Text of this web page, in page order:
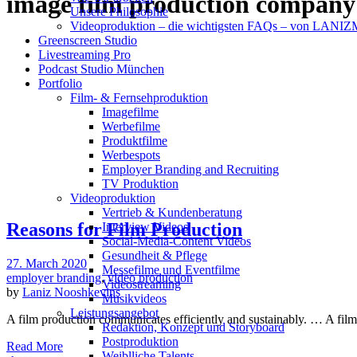
Unsere Philosophie
Videoproduktion – die wichtigsten FAQs – von
Greenscreen Studio
Livestreaming Pro
Podcast Studio München
Portfolio
Film- & Fernsehproduktion
Imagefilme
Werbefilme
Produktfilme
Werbespots
Employer Branding and Recruiting
TV Produktion
Videoproduktion
Vertrieb & Kundenberatung
Interview Videos
Social-Media-Content Videos
Gesundheit & Pflege
Mes­se­filme und Eventfilme
Video­strea­ming
Musikvideos
Leis­tungs­an­ge­bot
Redak­ti­on, Kon­zept und Storyboard
Post­pro­duk­ti­on
Reasons for Film Production
27. March 2020
employer branding,video production
by Laniz Nooshkevins
A film production communicates efficiently and sustainably. … A
Read More